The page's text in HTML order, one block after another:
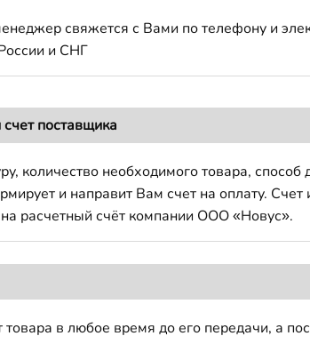
свяжется с Вами по телефону и
и СНГ
поставщика
количество необходимого товара,
и направит Вам счет на оплату. Счет
расчетный счёт компании ООО «Новус».
товара в любое время до его передачи, а